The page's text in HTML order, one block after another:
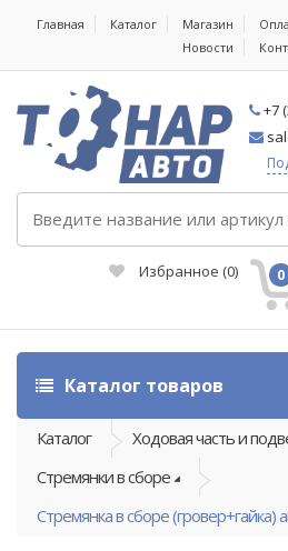
Главная Каталог Магазин
Новости
+7
Избранное (0) 0
Каталог товаров
Каталог Ходовая часть и
Стремянки в сборе
Стремянка в сборе (гровер+гайка)